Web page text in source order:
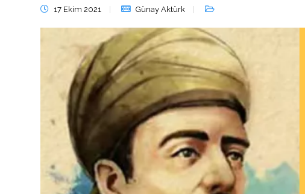
17 Ekim 2021 Günay Aktürk